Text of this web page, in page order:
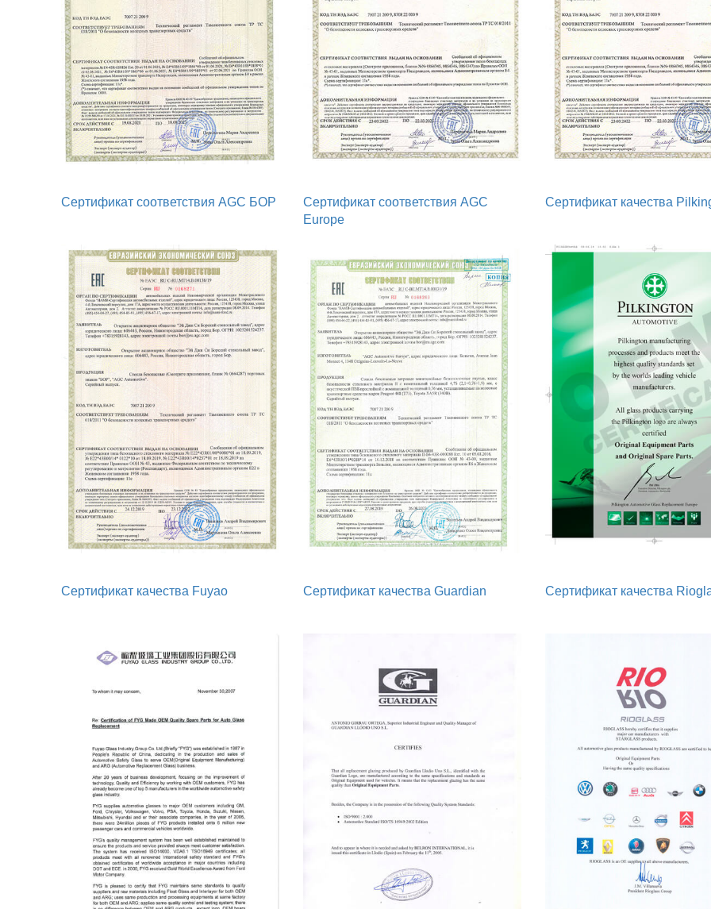
Сертификат соответствия AGC БОР
Сертификат соответствия AGC
Europe
Сертификат качества
Сертификат качества Fuyao Сертификат качества Guardian Сертификат качества